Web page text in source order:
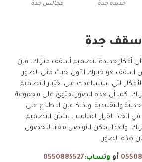
جديده جدة
مجالس جدة
جدة
أفكار جديدة لتصميم أسقف منزلك، فإن
هو خيارك الأول. حيث مثل الصور
التي ستساعدك على اختيار التصميم
كما أن هذه الصور تحتوي على مجموعة
والتقليدية. ولذلكـ فإن الاطلاع على
اتخاذ القرار المناسب بشأن التصميم
ولهذا يمكن التواصل معنا للحصول
هذه الصور.
أو وتساب:0550885527